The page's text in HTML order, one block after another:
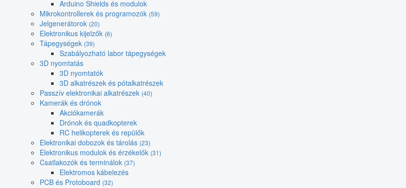
Arduino Shields és modulok
Mikrokontrollerek és programozók (59)
Jelgenerátorok (20)
Elektronikus kijelzők (6)
Tápegységek (39)
Szabályozható labor tápegységek
3D nyomtatás
3D nyomtatók
3D alkatrészek és pótalkatrészek
Passzív elektronikai alkatrészek (40)
Kamerák és drónok
Akciókamerák
Drónok és quadkopterek
RC helikopterek és repülők
Elektronikai dobozok és tárolás (23)
Elektronikus modulok és érzékelők (31)
Csatlakozók és terminálok (37)
Elektromos kábelezés
PCB és Protoboard (32)